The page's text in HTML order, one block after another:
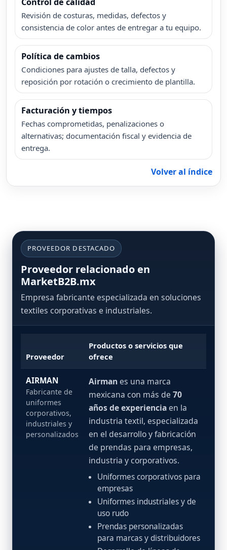
Revisión de costuras, medidas, defectos y
consistencia de color antes de entregar a tu equipo.
Política de cambios
Condiciones para ajustes de talla, defectos y
reposición por rotación o crecimiento de plantilla.
Facturación y tiempos
Fechas comprometidas, penalizaciones o
alternativas; documentación fiscal y evidencia de
entrega.
Volver al índice
PROVEEDOR DESTACADO
Proveedor relacionado en
MarketB2B.mx
Empresa fabricante especializada en soluciones
textiles corporativas e industriales.
Proveedor
Productos o servicios que
ofrece
AIRMAN
Fabricante de
uniformes
corporativos,
industriales y
personalizados
Airmanes una marca
mexicana con más de 70
años de experiencia en la
industria textil, especializada
en el desarrollo y fabricación
de prendas para empresas,
industria y corporativos.
Uniformes corporativos para
empresas
Uniformes industriales y de
uso rudo
Prendas personalizadas
para marcas y distribuidores